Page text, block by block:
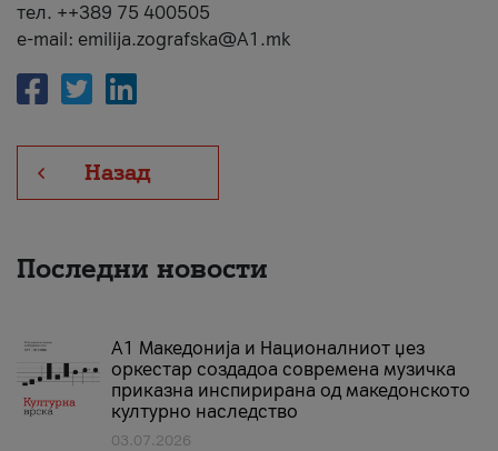
тел. ++389 75 400505
e-mail: emilija.zografska@A1.mk
Назад
Последни новости
А1 Македонија и Националниот џез
оркестар создадоа современа музичка
приказна инспирирана од македонското
културно наследство
03.07.2026